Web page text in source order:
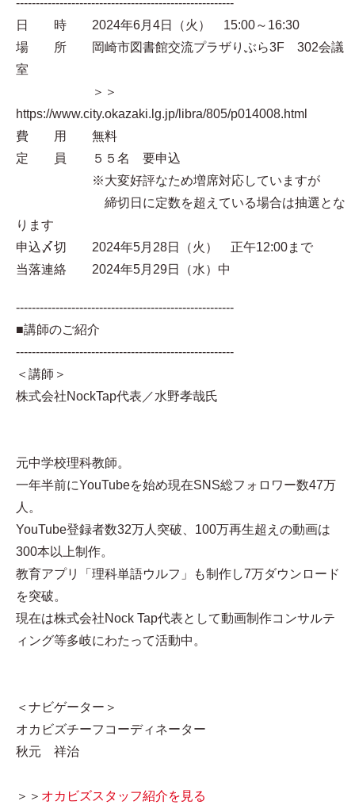
-------------------------------------------------------
日 時 2024年6月4日（火） 15:00～16:30
場 所 岡崎市図書館交流プラザりぶら3F 302会議
室
＞＞
https://www.city.okazaki.lg.jp/libra/805/p014008.html
費 用 無料
定 員 ５５名 要申込
※大変好評なため増席対応していますが
締切日に定数を超えている場合は抽選とな
ります
申込〆切 2024年5月28日（火） 正午12:00まで
当落連絡 2024年5月29日（水）中
-------------------------------------------------------
■講師のご紹介
-------------------------------------------------------
＜講師＞
株式会社NockTap代表／水野孝哉氏
元中学校理科教師。
一年半前にYouTubeを始め現在SNS総フォロワー数47万
人。
YouTube登録者数32万人突破、100万再生超えの動画は
300本以上制作。
教育アプリ「理科単語ウルフ」も制作し7万ダウンロード
を突破。
現在は株式会社Nock Tap代表として動画制作コンサルテ
ィング等多岐にわたって活動中。
＜ナビゲーター＞
オカビズチーフコーディネーター
秋元 祥治
＞＞ オカビズスタッフ紹介を見る